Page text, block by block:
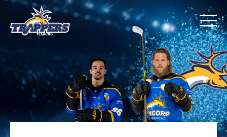
Ga naar inhoud